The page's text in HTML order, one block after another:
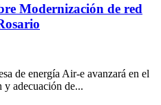
Modernización de red
de energía Air-e avanzará en el
y adecuación de...